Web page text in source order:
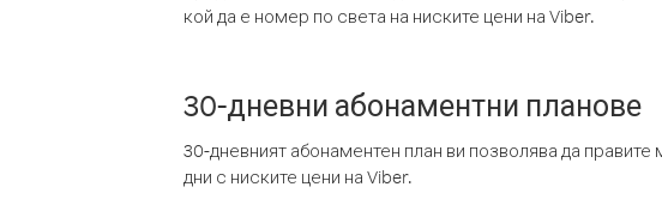
кой да е номер по света на ниските цени на Viber.
30-дневни абонаментни планове
30-дневният абонаментен план ви позволява да
дни с ниските цени на Viber.